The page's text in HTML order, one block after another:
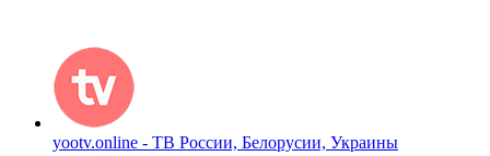
yootv.online - ТВ России, Белорусии, Украины